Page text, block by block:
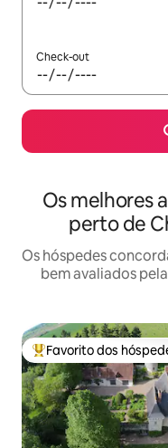
Check-out
Os melhores
perto de
Os hóspedes
bem avaliados
Favoritos dos
Favorito dos